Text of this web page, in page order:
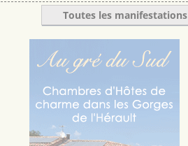
Toutes les manifestations